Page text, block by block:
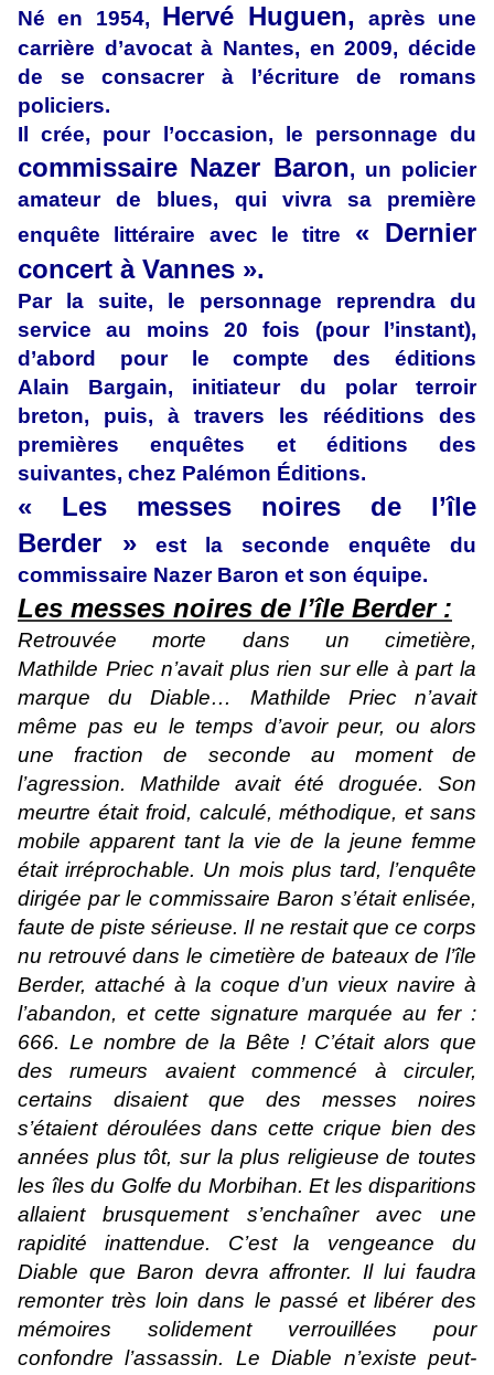
Né en 1954, Hervé Huguen,
après une
carrière d’avocat à Nantes, en 2009, décide
de se consacrer à l’écriture de romans
policiers.
Il crée, pour l’occasion, le personnage du
commissaire Nazer Baron, un policier
amateur de blues, qui vivra sa première
enquête littéraire avec le titre « Dernier
concert à Vannes ».
Par la suite, le personnage reprendra du
service au moins 20 fois (pour l’instant),
d’abord pour le compte des éditions
Alain Bargain, initiateur du polar terroir
breton, puis, à travers les rééditions des
premières enquêtes et éditions des
suivantes, chez Palémon Éditions.
« Les messes noires de l’île
Berder » est la seconde enquête du
commissaire Nazer Baron et son équipe.
Les messes noires de l’île Berder :
Retrouvée morte dans un cimetière,
Mathilde Priec n’avait plus rien sur elle à part la
marque du Diable… Mathilde Priec n’avait
même pas eu le temps d’avoir peur, ou alors
une fraction de seconde au moment de
l’agression. Mathilde avait été droguée. Son
meurtre était froid, calculé, méthodique, et sans
mobile apparent tant la vie de la jeune femme
était irréprochable. Un mois plus tard, l’enquête
dirigée par le commissaire Baron s’était enlisée,
faute de piste sérieuse. Il ne restait que ce corps
nu retrouvé dans le cimetière de bateaux de l’île
Berder, attaché à la coque d’un vieux navire à
l’abandon, et cette signature marquée au fer :
666. Le nombre de la Bête ! C’était alors que
des rumeurs avaient commencé à circuler,
certains disaient que des messes noires
s’étaient déroulées dans cette crique bien des
années plus tôt, sur la plus religieuse de toutes
les îles du Golfe du Morbihan. Et les disparitions
allaient brusquement s’enchaîner avec une
rapidité inattendue. C’est la vengeance du
Diable que Baron devra affronter. Il lui faudra
remonter très loin dans le passé et libérer des
mémoires solidement verrouillées pour
confondre l’assassin. Le Diable n’existe peut-